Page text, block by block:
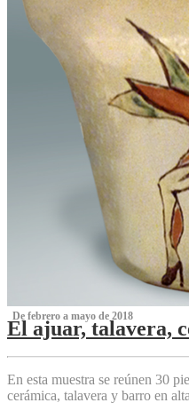
‌ De febrero a mayo de 2018
El ajuar, talavera,
‌
En esta muestra se reúnen 30
cerámica, talavera y barro en